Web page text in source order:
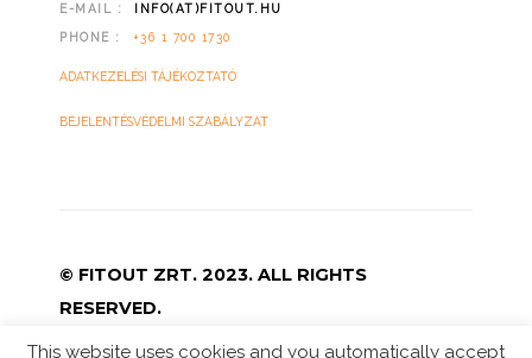
E-MAIL :
INFO(AT)FITOUT.HU
PHONE :
+36 1 700 1730
ADATKEZELÉSI TÁJÉKOZTATÓ
BEJELENTÉSVÉDELMI SZABÁLYZAT
© FITOUT ZRT. 2023. ALL RIGHTS
RESERVED.
This website uses cookies and you automatically accept